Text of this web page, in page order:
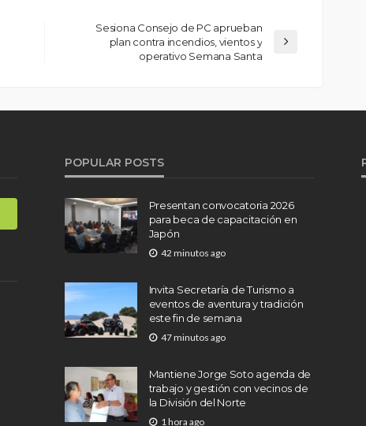
Sesiona Consejo de PC aprueban
plan contra incendios, vientos y
operativo Semana Santa
POPULAR POSTS
Presentan convocatoria 2026
para beca de capacitación en
Japón
42 minutos ago
Invita Secretaría de Turismo a
eventos de aventura y tradición
este fin de semana
47 minutos ago
Mantiene Jorge Soto agenda de
trabajo y gestión con vecinos de
la División del Norte
1 hora ago